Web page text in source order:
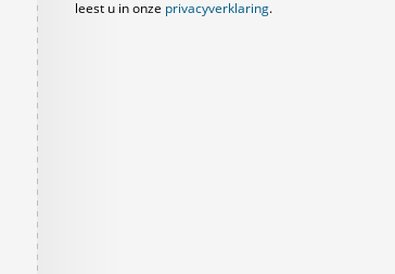
leest u in onze privacyverklaring.